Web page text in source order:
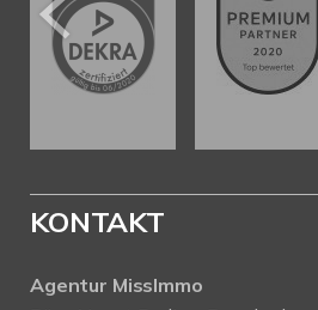
KONTAKT
Agentur MissImmo